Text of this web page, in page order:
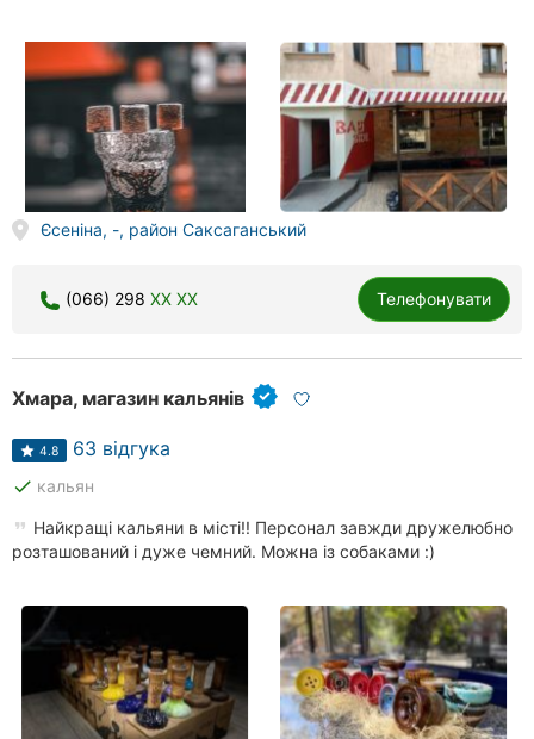
міста:
Кривий
Ріг
Вінниця
Житомир
Тернопіль
Рівне
Одеса
Київ
Харків
Запоріжжя
Дніпро
Єсеніна, -, район Саксаганський
(066) 298 XX XX Телефонувати
Хмара, магазин кальянів
4.8 63 відгука
done кальян
Найкращі кальяни в місті!! Персонал завжди дружелюбно
розташований і дуже чемний. Можна із собаками :)